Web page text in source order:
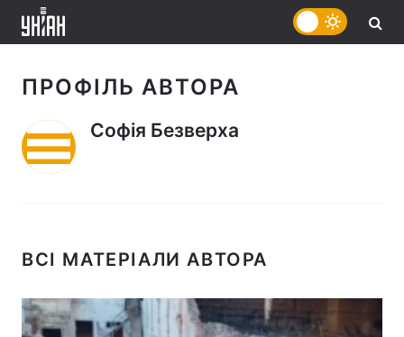
ПРОФІЛЬ АВТОРА
Софія Безверха
ВСІ МАТЕРІАЛИ АВТОРА